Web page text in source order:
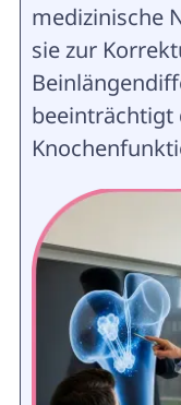
medizinische
sie zur
beeinträchtigt